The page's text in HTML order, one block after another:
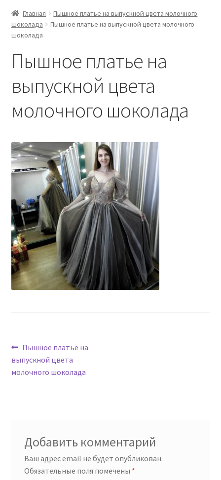
Главная
Пышное платье на выпускной цвета молочного
шоколада
Пышное платье на выпускной цвета молочного
шоколада
Пышное платье на
выпускной цвета
молочного шоколада
Навигация
по
Предыдущая
запись:
Пышное платье на
выпускной цвета
молочного шоколада
Добавить комментарий
Ваш адрес email не будет опубликован.
Обязательные поля помечены *